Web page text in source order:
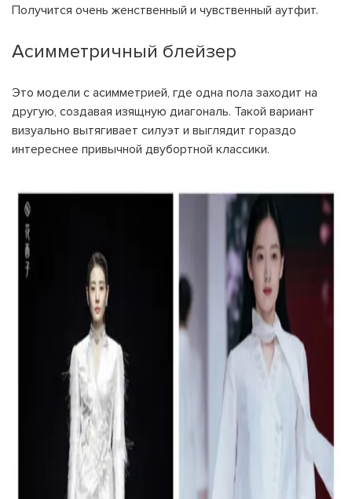
Получится очень женственный и чувственный аутфит.
Асимметричный блейзер
Это модели с асимметрией, где одна пола заходит на
другую, создавая изящную диагональ. Такой вариант
визуально вытягивает силуэт и выглядит гораздо
интереснее привычной двубортной классики.